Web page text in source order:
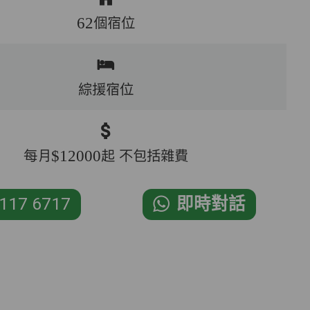
62個宿位
綜援宿位
每月$12000起 不包括雜費
6717 即時對話